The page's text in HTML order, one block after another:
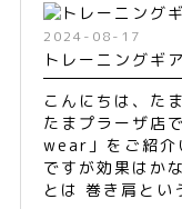
2024-08-17
トレーニングギ
こんにちは、た
たまプラーザ店
wear」をご紹介
ですが効果はか
とは 巻き肩と